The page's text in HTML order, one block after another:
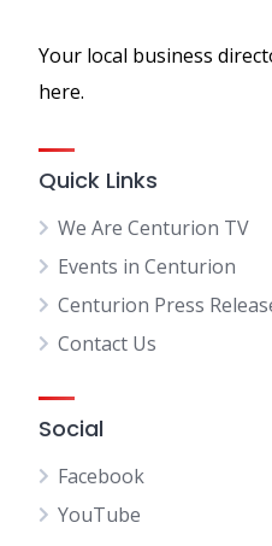
Your local business
here.
Quick Links
We Are Centurion TV
Events in Centurion
Centurion Press
Contact Us
Social
Facebook
YouTube